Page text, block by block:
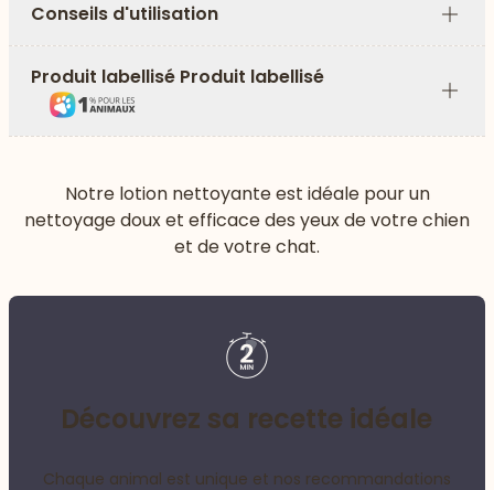
Conseils d'utilisation
Plus
Produit labellisé Produit labellisé
Notre lotion nettoyante est idéale pour un
nettoyage doux et efficace des yeux de votre chien
et de votre chat.
Découvrez sa recette idéale
Chaque animal est unique et nos recommandations